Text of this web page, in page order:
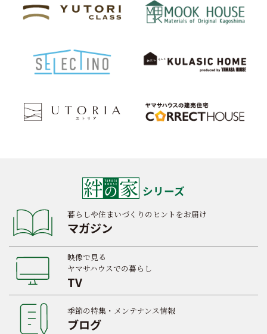
シリーズ
暮らしや住まいづくりのヒントをお届け
マガジン
映像で見る
ヤマサハウスでの暮らし
TV
季節の特集・メンテナンス情報
ブログ